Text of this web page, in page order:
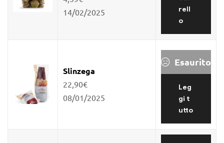
14/02/2025
rell
o
Slinzega
22,90€
08/01/2025
Esaurito
Leg
gi t
utto